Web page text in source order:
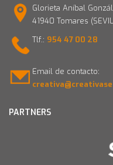
Glorieta Aníbal
41940 Tomares
Tlf.: 954 47 00 28
Email de contacto:
PARTNERS